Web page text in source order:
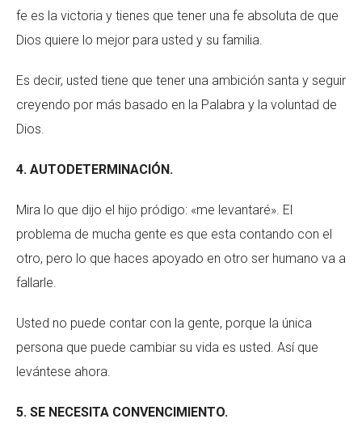
fe es la victoria y tienes que tener una fe absoluta de que
Dios quiere lo mejor para usted y su familia.
Es decir, usted tiene que tener una ambición santa y seguir
creyendo por más basado en la Palabra y la voluntad de
Dios.
4. AUTODETERMINACIÓN.
Mira lo que dijo el hijo pródigo: «me levantaré». El
problema de mucha gente es que esta contando con el
otro, pero lo que haces apoyado en otro ser humano va a
fallarle.
Usted no puede contar con la gente, porque la única
persona que puede cambiar su vida es usted. Así que
levántese ahora.
5. SE NECESITA CONVENCIMIENTO.